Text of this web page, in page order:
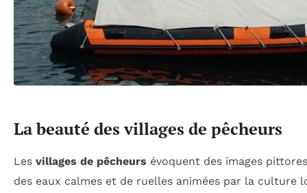
La beauté des villages de pêcheurs
Les villages de pêcheurs évoquent des images
des eaux calmes et de ruelles animées par la culture